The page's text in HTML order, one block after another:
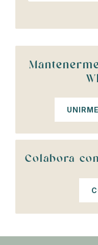
Colabora